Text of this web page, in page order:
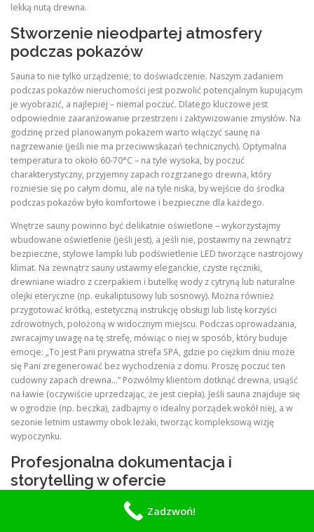
lekką nutą drewna.
Stworzenie nieodpartej atmosfery
podczas pokazów
Sauna to nie tylko urządzenie; to doświadczenie. Naszym zadaniem
podczas pokazów nieruchomości jest pozwolić potencjalnym kupującym
je wyobrazić, a najlepiej – niemal poczuć. Dlatego kluczowe jest
odpowiednie zaaranżowanie przestrzeni i zaktywizowanie zmysłów. Na
godzinę przed planowanym pokazem warto włączyć saunę na
nagrzewanie (jeśli nie ma przeciwwskazań technicznych). Optymalna
temperatura to około 60-70°C – na tyle wysoka, by poczuć
charakterystyczny, przyjemny zapach rozgrzanego drewna, który
rozniesie się po całym domu, ale na tyle niska, by wejście do środka
podczas pokazów było komfortowe i bezpieczne dla każdego.
Wnętrze sauny powinno być delikatnie oświetlone – wykorzystajmy
wbudowane oświetlenie (jeśli jest), a jeśli nie, postawmy na zewnątrz
bezpieczne, stylowe lampki lub podświetlenie LED tworzące nastrojowy
klimat. Na zewnątrz sauny ustawmy eleganckie, czyste ręczniki,
drewniane wiadro z czerpakiem i butelkę wody z cytryną lub naturalne
olejki eteryczne (np. eukaliptusowy lub sosnowy). Można również
przygotować krótką, estetyczną instrukcję obsługi lub listę korzyści
zdrowotnych, położoną w widocznym miejscu. Podczas oprowadzania,
zwracajmy uwagę na tę strefę, mówiąc o niej w sposób, który buduje
emocje: „To jest Pani prywatna strefa SPA, gdzie po ciężkim dniu może
się Pani zregenerować bez wychodzenia z domu. Proszę poczuć ten
cudowny zapach drewna…” Pozwólmy klientom dotknąć drewna, usiąść
na ławie (oczywiście uprzedzając, że jest ciepła). Jeśli sauna znajduje się
w ogrodzie (np. beczka), zadbajmy o idealny porządek wokół niej, a w
sezonie letnim ustawmy obok leżaki, tworząc kompleksową wizję
wypoczynku.
Profesjonalna dokumentacja i
storytelling w ofercie
W dobie cyfrowej, pierwszym kontaktem klienta z nieruchomością jest
zazwyczaj ogłoszenie w internecie. Sauna musi być na nim należycie
Zadzwoń!